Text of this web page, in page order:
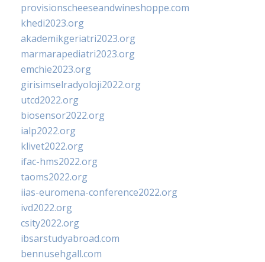
provisionscheeseandwineshoppe.com
khedi2023.org
akademikgeriatri2023.org
marmarapediatri2023.org
emchie2023.org
girisimselradyoloji2022.org
utcd2022.org
biosensor2022.org
ialp2022.org
klivet2022.org
ifac-hms2022.org
taoms2022.org
iias-euromena-conference2022.org
ivd2022.org
csity2022.org
ibsarstudyabroad.com
bennusehgall.com